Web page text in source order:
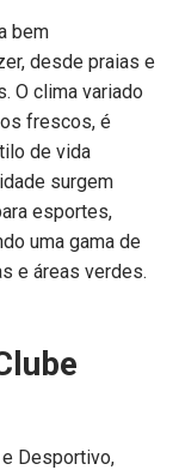
bem
desde praias e
O clima variado
frescos, é
de vida
surgem
esportes,
uma gama de
e áreas verdes.
Desportivo,